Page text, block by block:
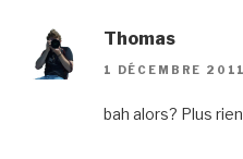
Thomas
1 DÉCEMBRE
bah alors? Plus